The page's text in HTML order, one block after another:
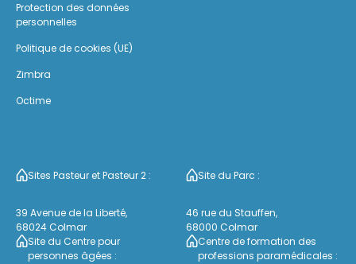
Protection des données
personnelles
Politique de cookies (UE)
Zimbra
Octime
Sites Pasteur et Pasteur 2 :
39 Avenue de la Liberté,
68024 Colmar
Site du Parc :
46 rue du Stauffen,
68000 Colmar
Site du Centre pour
personnes âgées :
Centre de formation des
professions paramédicales :